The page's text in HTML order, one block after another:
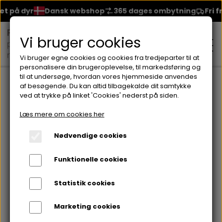
på dyr Dansk webshop 365 dages ombytning Fri
MAKEUP
ANSIGT
FOUNDATION
BLUSH
BRYN
GEL
ØJNE
HUDPLEJE
ØJENCREME
HÅRPLEJE
SHAMPOO
Forside Lipliner Soft Line Waterproof Lip Pencil
Vi bruger cookies
Vi bruger egne cookies og cookies fra tredjeparter til at
personalisere din brugeroplevelse, til markedsføring og
til at undersøge, hvordan vores hjemmeside anvendes
af besøgende. Du kan altid tilbagekalde dit samtykke
ved at trykke på linket 'Cookies' nederst på siden.
Læs mere om cookies her
Nødvendige cookies
Funktionelle cookies
Statistik cookies
Marketing cookies